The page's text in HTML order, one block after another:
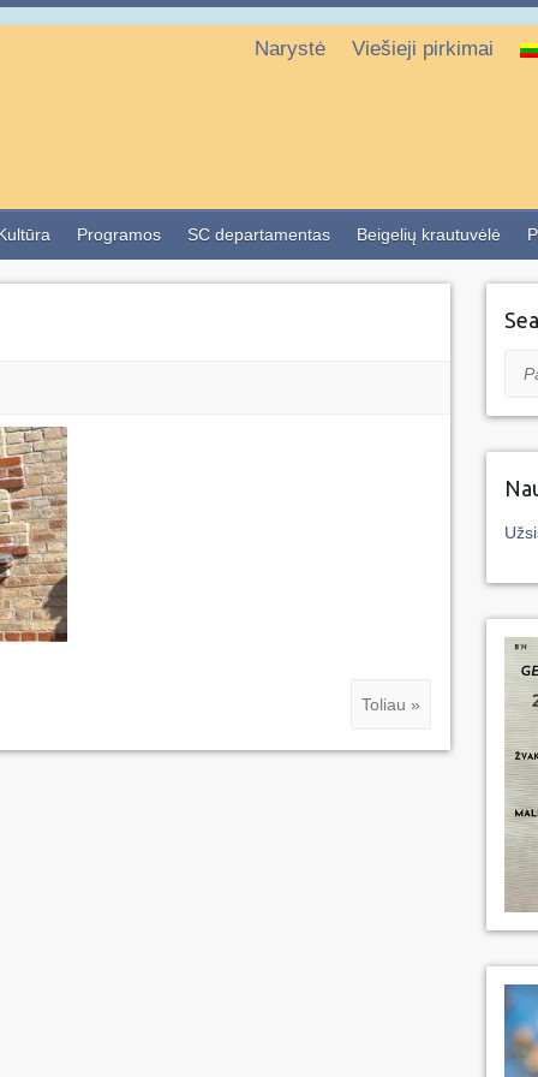
Narystė Viešieji pirkimai
Programos SC departamentas Beigelių krautuvėlė
Toliau »